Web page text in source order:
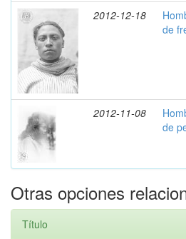
2012-12-18
de
2012-11-08
de
Otras opciones
Título